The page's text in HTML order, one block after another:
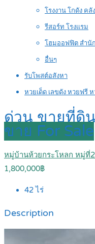
โรงงาน โกดัง คลั
รีสอร์ท โรงแรม
โฮมออฟฟิต สำนั
อื่นๆ
รับโพสต์อสังหา
หวยเด็ด เลขดัง หวยฟรี
ด่วน ขายที่ดิ
ขาย For Sale
หมู่บ้านห้วยกระโหลก หมู่ที่
1,800,000฿
42ไร่
Description